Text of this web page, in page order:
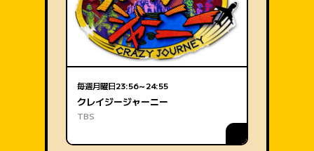
毎週月曜日23:56～24:55
クレイジージャーニー
TBS